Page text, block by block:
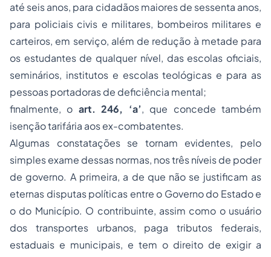
até seis anos, para cidadãos maiores de sessenta anos,
para policiais civis e militares, bombeiros militares e
carteiros, em serviço, além de redução à metade para
os estudantes de qualquer nível, das escolas oficiais,
seminários, institutos e escolas teológicas e para as
pessoas portadoras de deficiência mental;
finalmente, o art. 246, ‘a’, que concede também
isenção tarifária aos ex-combatentes.
Algumas constatações se tornam evidentes, pelo
simples exame dessas normas, nos três níveis de poder
de governo. A primeira, a de que não se justificam as
eternas disputas políticas entre o Governo do Estado e
o do Município. O contribuinte, assim como o usuário
dos transportes urbanos, paga tributos federais,
estaduais e municipais, e tem o direito de exigir a